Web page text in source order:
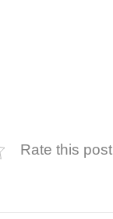
Rate this post